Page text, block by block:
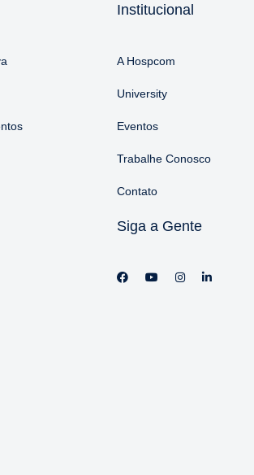
Institucional
A Hospcom
University
Eventos
Trabalhe Conosco
Contato
Siga a Gente